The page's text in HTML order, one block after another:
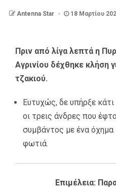
Antenna Star 18 Μαρτίου
Πριν από λίγα λεπτά η
Αγρινίου δέχθηκε κλήση
τζακιού.
Ευτυχώς, δε υπήρξε
οι τρεις άνδρες που
συμβάντος με ένα
φωτιά.
Επιμέλεια: